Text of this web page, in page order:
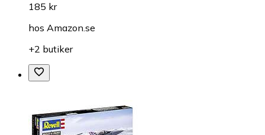
185 kr
hos Amazon.se
+2 butiker